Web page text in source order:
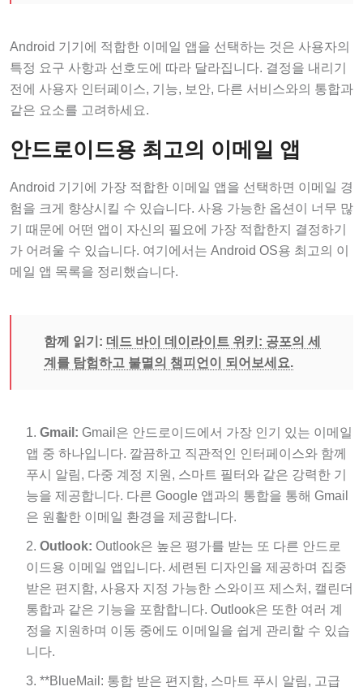
Android 기기에 적합한 이메일 앱을 선택하는 것은 사용자의
특정 요구 사항과 선호도에 따라 달라집니다. 결정을 내리기
전에 사용자 인터페이스, 기능, 보안, 다른 서비스와의 통합과
같은 요소를 고려하세요.
안드로이드용 최고의 이메일 앱
Android 기기에 가장 적합한 이메일 앱을 선택하면 이메일 경
험을 크게 향상시킬 수 있습니다. 사용 가능한 옵션이 너무 많
기 때문에 어떤 앱이 자신의 필요에 가장 적합한지 결정하기
가 어려울 수 있습니다. 여기에서는 Android OS용 최고의 이
메일 앱 목록을 정리했습니다.
함께 읽기: 데드 바이 데이라이트 위키: 공포의 세
계를 탐험하고 불멸의 챔피언이 되어보세요.
Gmail: Gmail은 안드로이드에서 가장 인기 있는 이메일
앱 중 하나입니다. 깔끔하고 직관적인 인터페이스와 함께
푸시 알림, 다중 계정 지원, 스마트 필터와 같은 강력한 기
능을 제공합니다. 다른 Google 앱과의 통합을 통해 Gmail
은 원활한 이메일 환경을 제공합니다.
Outlook: Outlook은 높은 평가를 받는 또 다른 안드로
이드용 이메일 앱입니다. 세련된 디자인을 제공하며 집중
받은 편지함, 사용자 지정 가능한 스와이프 제스처, 캘린더
통합과 같은 기능을 포함합니다. Outlook은 또한 여러 계
정을 지원하며 이동 중에도 이메일을 쉽게 관리할 수 있습
니다.
**BlueMail: 통합 받은 편지함, 스마트 푸시 알림, 고급